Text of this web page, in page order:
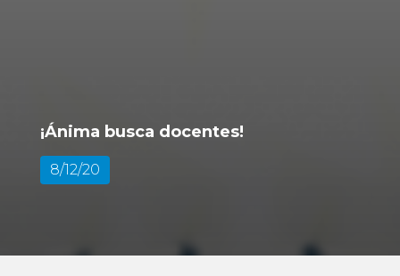
¡Ánima busca docentes!
8/12/20